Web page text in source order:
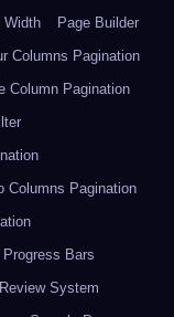
Width
Page Builder
Columns Pagination
Column Pagination
Columns Pagination
Progress Bars
Review System